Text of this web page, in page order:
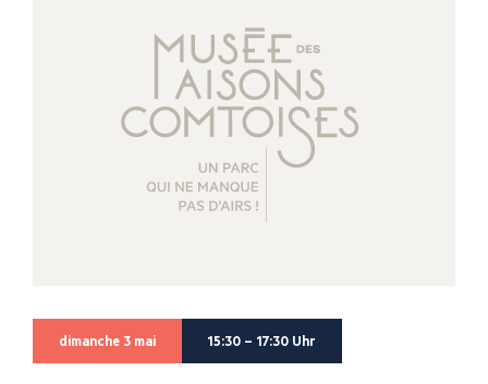
dimanche 3 mai 15:30 – 17:30 Uhr